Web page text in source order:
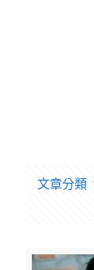
文章分類